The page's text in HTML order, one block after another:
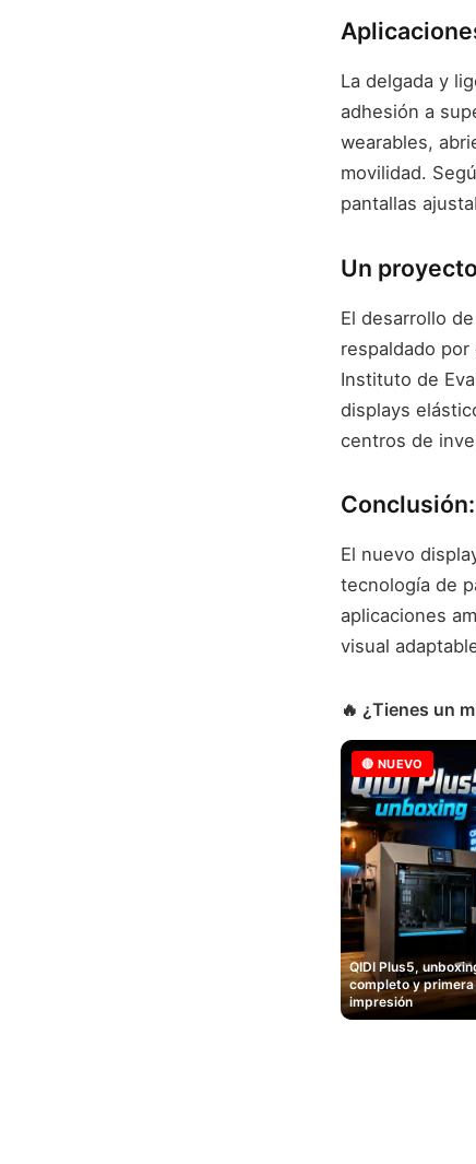
La delgada y
adhesión a
wearables,
movilidad.
pantallas
Un
El desarrollo
respaldado
Instituto de
displays
centros de
El nuevo
tecnología de
aplicaciones
visual
🔥 ¿Tienes un
🔴 NUEVO
QIDI Plus5,
completo y primera
impresión